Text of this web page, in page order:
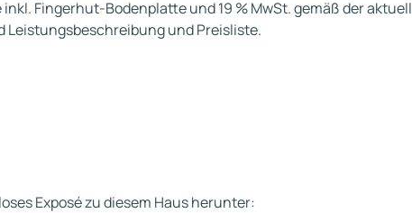
Fingerhut-Bodenplatte und 19 % MwSt. gemäß der aktuell
und Preisliste.
Exposé zu diesem Haus herunter: